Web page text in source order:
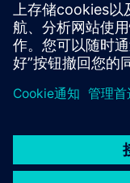
了解更多